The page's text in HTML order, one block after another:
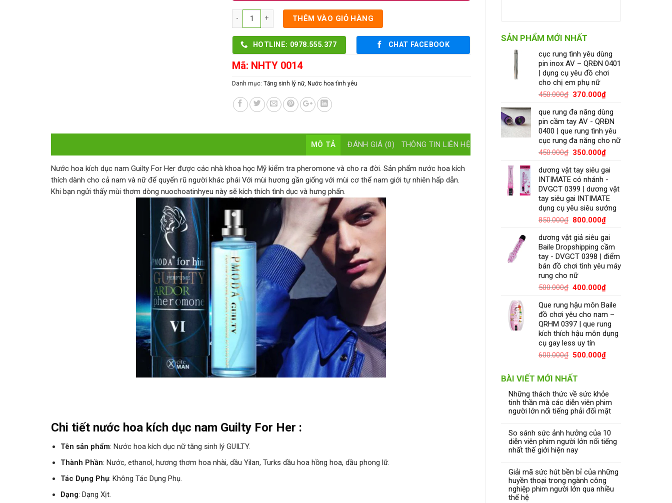
SẢN PHẨM MỚI NHẤT
cục rung tình yêu dùng
pin inox AV – QRĐN 0401
| dụng cụ yêu đồ chơi
cho chị em phụ nữ
450.000₫ 370.000₫
que rung đa năng dùng
pin cầm tay AV - QRĐN
0400 | que rung tình yêu
cục rung đa năng cho nữ
450.000₫ 350.000₫
dương vật tay siêu gai
INTIMATE có nhánh -
DVGCT 0399 | dương vật
tay siêu gai INTIMATE
dụng cụ yêu siêu sướng
850.000₫ 800.000₫
dương vật giả siêu gai
Baile Dropshipping cầm
tay - DVGCT 0398 | điểm
bán đồ chơi tình yêu máy
rung cho nữ
500.000₫ 400.000₫
Que rung hậu môn Baile
đồ chơi yêu cho nam –
QRHM 0397 | que rung
kích thích hậu môn dụng
cụ gay less uy tín
600.000₫ 500.000₫
BÀI VIẾT MỚI NHẤT
Những thách thức về sức khỏe
tinh thần mà các diễn viên phim
người lớn nổi tiếng phải đối mặt
So sánh sức ảnh hưởng của 10
diễn viên phim người lớn nổi tiếng
nhất thế giới hiện nay
Giải mã sức hút bền bỉ của những
huyền thoại trong ngành công
nghiệp phim người lớn qua nhiều
thế hệ
Số lượng THÊM VÀO GIỎ HÀNG
HOTLINE: 0978.555.377 CHAT FACEBOOK
Mã: NHTY 0014
Danh mục:Tăng sinh lý nữ,Nước hoa tình yêu
MÔ TẢ ĐÁNH GIÁ (0) THÔNG TIN LIÊN HỆ
Nước hoa kích dục nam Guilty For Her được các nhà khoa học Mỹ kiểm tra pheromone và cho ra đời. Sản phẩm nước hoa kích
thích dành cho cả nam và nữ để quyến rũ người khác phái Với mùi hương gần giống với mùi cơ thể nam giới tự nhiên hấp dẫn.
Khi bạn ngửi thấy mùi thơm dòng nuochoatinhyeu này sẽ kích thích tình dục và hưng phấn.
Chi tiết nước hoa kích dục nam Guilty For Her :
Tên sản phẩm: Nước hoa kích dục nữ tăng sinh lý GUILTY.
Thành Phần: Nước, ethanol, hương thơm hoa nhài, dầu Yilan, Turks dầu hoa hồng hoa, dầu phong lữ.
Tác Dụng Phụ: Không Tác Dụng Phụ.
Dạng: Dạng Xịt.